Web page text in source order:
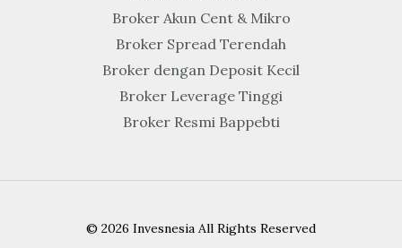
Broker Akun Cent & Mikro
Broker Spread Terendah
Broker dengan Deposit Kecil
Broker Leverage Tinggi
Broker Resmi Bappebti
© 2026 Invesnesia All Rights Reserved